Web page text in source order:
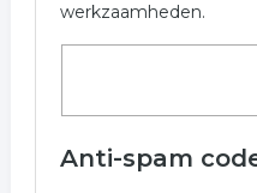
werkzaamheden.
Anti-spam